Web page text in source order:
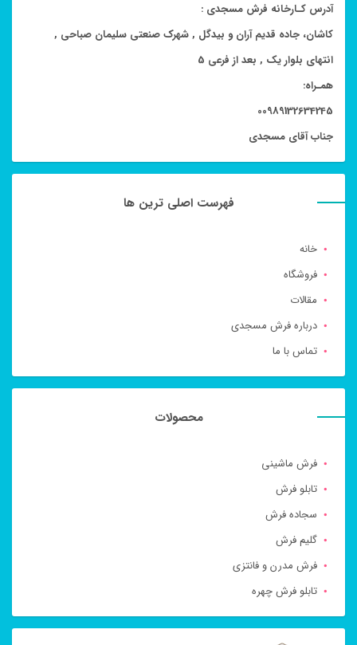
آدرس کـارخانه فرش مسجدی :
کاشان، جاده قدیم آران و بیدگل , شهرک صنعتی سلیمان صباحی ,
انتهای بلوار یک , بعد از فرعی 5
همـراه:
00989132634245
جناب آقای مسجدی
فهرست اصلی ترین ها
خانه
فروشگاه
مقالات
درباره فرش مسجدی
تماس با ما
محصولات
فرش ماشینی
تابلو فرش
سجاده فرش
گلیم فرش
فرش مدرن و فانتزی
تابلو فرش چهره